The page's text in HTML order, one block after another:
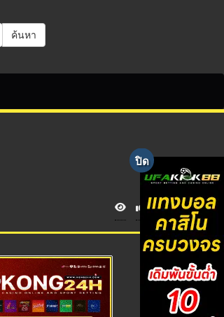
ค้นหา
V
i